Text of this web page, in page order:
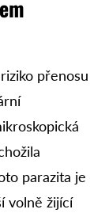
přenosu
parazita je
volně žijící